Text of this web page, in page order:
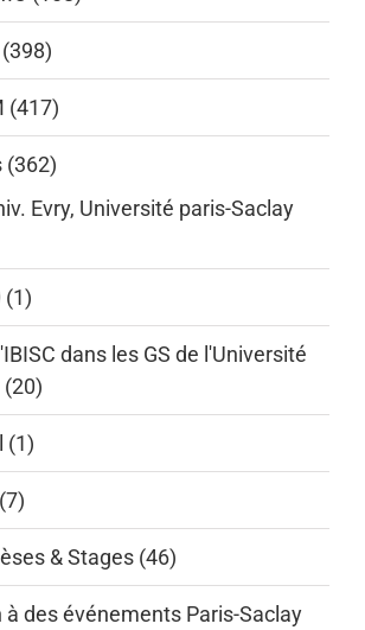
(417)
(362)
Evry, Université paris-Saclay
(1)
dans les GS de l'Université
(20)
(1)
& Stages (46)
des événements Paris-Saclay